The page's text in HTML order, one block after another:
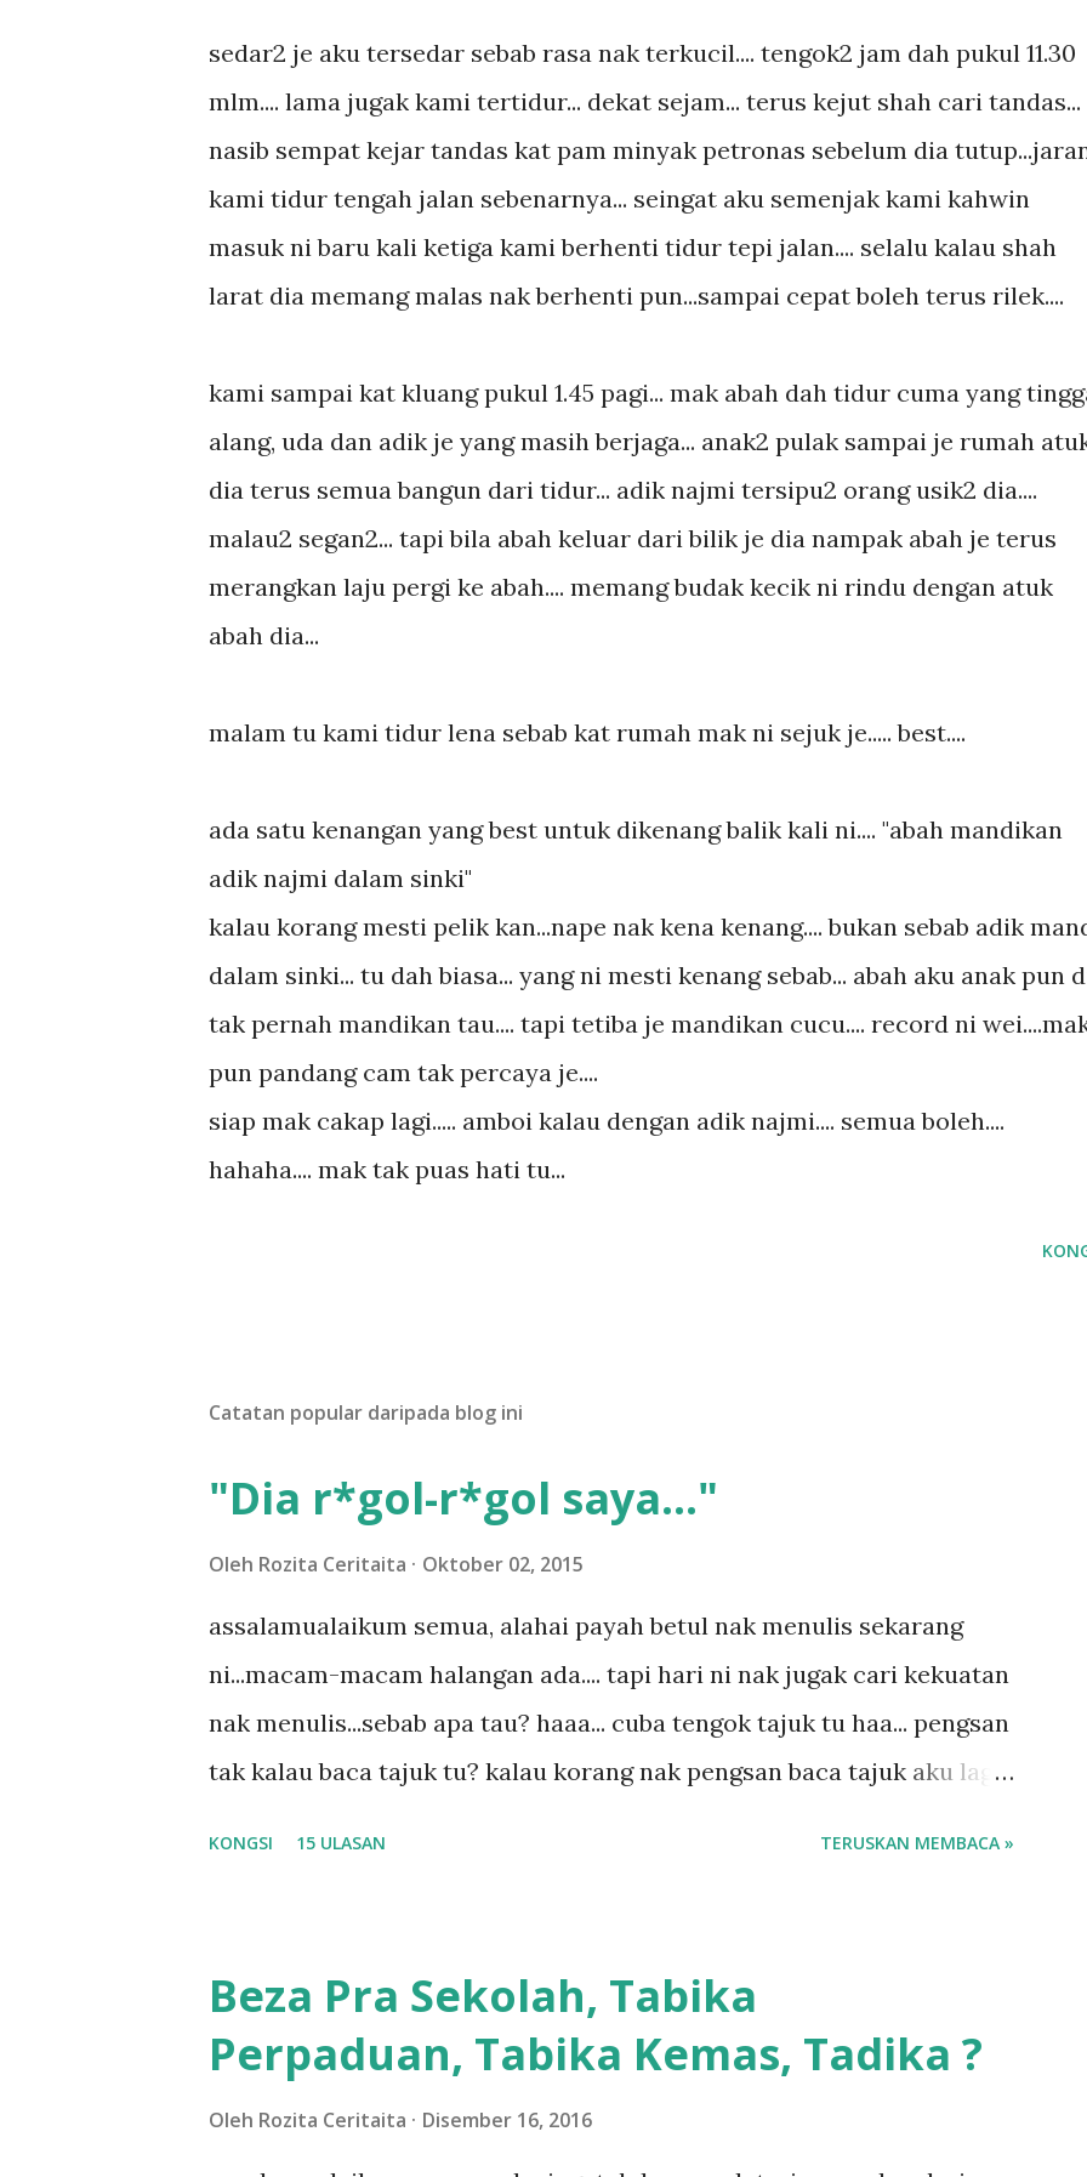
sedar2 je aku tersedar sebab rasa nak terkucil.... tengok2 jam dah pukul 11.30
mlm.... lama jugak kami tertidur... dekat sejam... terus kejut shah cari tandas...
nasib sempat kejar tandas kat pam minyak petronas sebelum dia
kami tidur tengah jalan sebenarnya... seingat aku semenjak kami kahwin
masuk ni baru kali ketiga kami berhenti tidur tepi jalan.... selalu kalau shah
larat dia memang malas nak berhenti pun...sampai cepat boleh terus rilek....
kami sampai kat kluang pukul 1.45 pagi... mak abah dah tidur cuma yang
alang, uda dan adik je yang masih berjaga... anak2 pulak sampai je rumah
dia terus semua bangun dari tidur... adik najmi tersipu2 orang usik2 dia....
malau2 segan2... tapi bila abah keluar dari bilik je dia nampak abah je terus
merangkan laju pergi ke abah.... memang budak kecik ni rindu dengan atuk
abah dia...
malam tu kami tidur lena sebab kat rumah mak ni sejuk je..... best....
ada satu kenangan yang best untuk dikenang balik kali ni.... "abah mandikan
adik najmi dalam sinki"
kalau korang mesti pelik kan...nape nak kena kenang.... bukan sebab adik
dalam sinki... tu dah biasa... yang ni mesti kenang sebab... abah aku anak pun
tak pernah mandikan tau.... tapi tetiba je mandikan cucu.... record ni
pun pandang cam tak percaya je....
siap mak cakap lagi..... amboi kalau dengan adik najmi.... semua boleh....
hahaha.... mak tak puas hati tu...
Catatan popular daripada blog ini
"Dia r*gol-r*gol saya..."
Oleh Rozita Ceritaita Oktober 02, 2015
assalamualaikum semua, alahai payah betul nak menulis sekarang
ni...macam-macam halangan ada.... tapi hari ni nak jugak cari kekuatan
nak menulis...sebab apa tau? haaa... cuba tengok tajuk tu haa... pengsan
tak kalau baca tajuk tu? kalau korang nak pengsan baca tajuk aku lagi
shah singgah Giant beli barang sikit...dalam perjalanan dari dalam
kereta tu biasalah kan kami memang akan pimpin anak-anak jalan
sampai masuk dalam... dan kebiasanya bagi anak 4 macam kami ni
KONGSI 15 ULASAN TERUSKAN MEMBACA »
Beza Pra Sekolah, Tabika
Perpaduan, Tabika Kemas, Tadika ?
Oleh Rozita Ceritaita Disember 16, 2016